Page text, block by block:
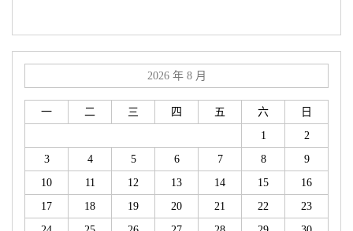
2026 年 8 月
一 二 三 四 五 六
日
1
2
3
4 5 6 7 8
9
10
11 12 13 14 15
16
17
18 19 20 21 22
23